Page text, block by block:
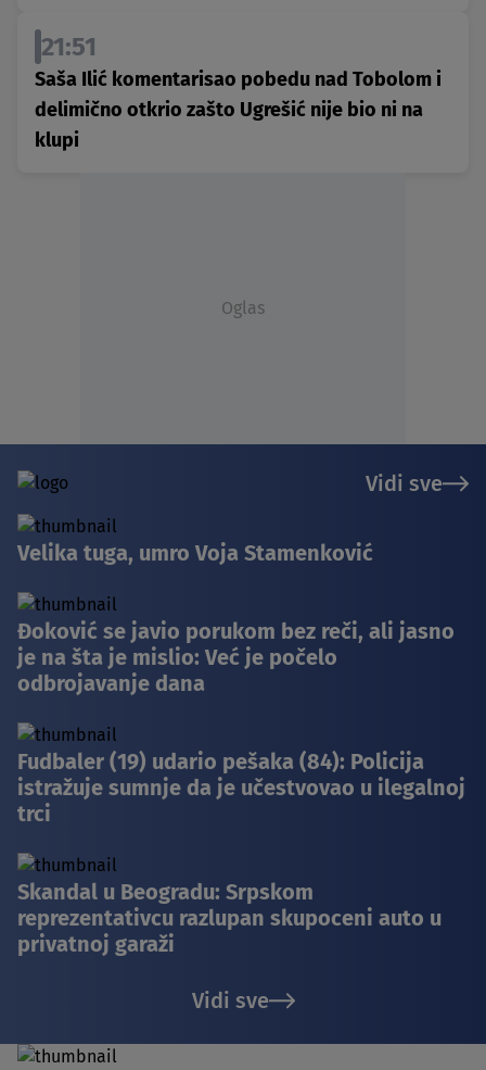
21:51
Saša Ilić komentarisao pobedu nad Tobolom i
delimično otkrio zašto Ugrešić nije bio ni na
klupi
Oglas
Vidi sve
Velika tuga, umro Voja Stamenković
Đoković se javio porukom bez reči, ali jasno
je na šta je mislio: Već je počelo
odbrojavanje dana
Fudbaler (19) udario pešaka (84): Policija
istražuje sumnje da je učestvovao u ilegalnoj
trci
Skandal u Beogradu: Srpskom
reprezentativcu razlupan skupoceni auto u
privatnoj garaži
Vidi sve